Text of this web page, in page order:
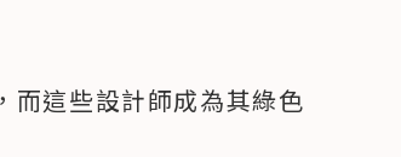
而這些設計師成為其綠色